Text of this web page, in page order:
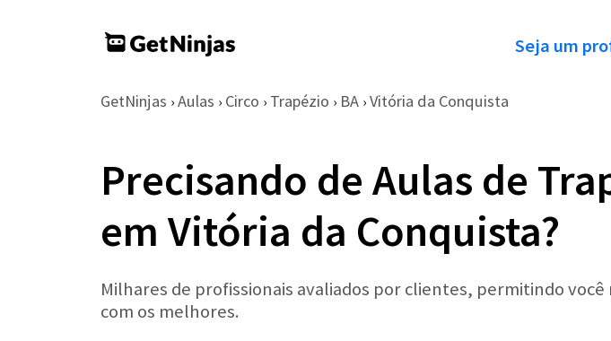
Seja um
GetNinjas › Aulas › Circo › Trapézio › BA › Vitória da Conquista
Precisando de Aulas de
em Vitória da Conquista?
Milhares de profissionais avaliados por clientes, permitindo você
com os melhores.